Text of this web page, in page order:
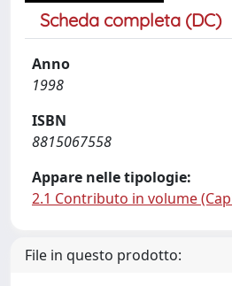
Scheda completa (DC)
Anno
1998
ISBN
8815067558
Appare nelle tipologie:
2.1 Contributo in volume
File in questo prodotto: